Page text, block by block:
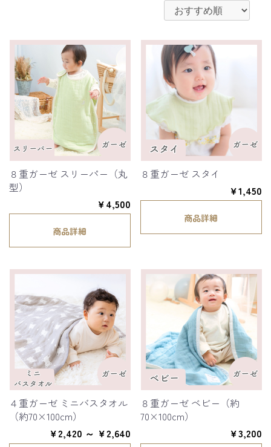
８重ガーゼ スリーパー（丸
型）
￥4,500
商品詳細
８重ガーゼ スタイ
￥1,450
商品詳細
４重ガーゼ ミニバスタオル
（約70×100cm）
￥2,420 ～ ￥2,640
８重ガーゼ ベビー（約
70×100cm）
￥3,200